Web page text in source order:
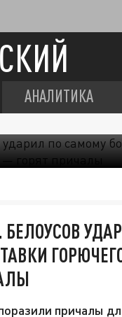
АНАЛИТИКА
причалы